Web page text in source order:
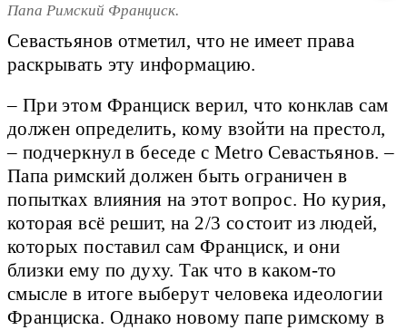
Папа Римский Франциск.
Севастьянов отметил, что не имеет права
раскрывать эту информацию.
– При этом Франциск верил, что конклав сам
должен определить, кому взойти на престол,
– подчеркнул в беседе с Metro Севастьянов. –
Папа римский должен быть ограничен в
попытках влияния на этот вопрос. Но курия,
которая всё решит, на 2/3 состоит из людей,
которых поставил сам Франциск, и они
близки ему по духу. Так что в каком-то
смысле в итоге выберут человека идеологии
Франциска. Однако новому папе римскому в